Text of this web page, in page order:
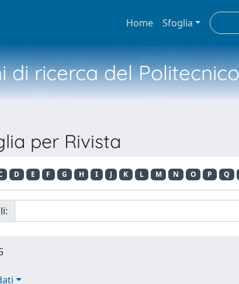
Home Sfoglia
di ricerca del
per Rivista
D E F G H I J K L M N O P Q